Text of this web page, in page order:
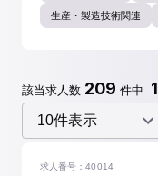
生産・製造技術関連
該当求人数 209 件中
求人番号：40014